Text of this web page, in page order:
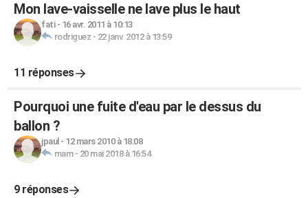
Mon lave-vaisselle ne lave plus le haut
fati- 16 avr. 2011 à 10:13
rodriguez - 22 janv. 2012 à 13:59
11 réponses
Pourquoi une fuite d'eau par le dessus du
ballon ?
jpaul - 12 mars 2010 à 18:08
mam- 20 mai 2018 à 16:54
9 réponses